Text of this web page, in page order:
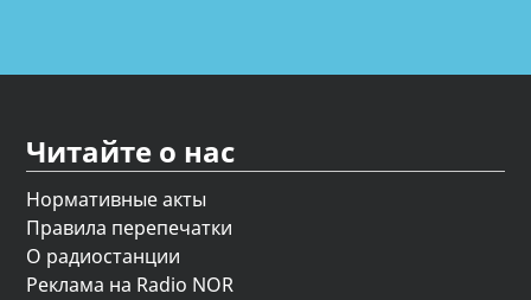
Читайте о нас
Нормативные акты
Правила перепечатки
О радиостанции
Реклама на Radio NOR